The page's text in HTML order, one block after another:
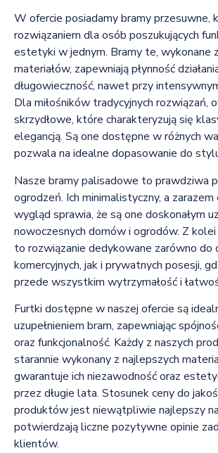
W ofercie posiadamy bramy przesuwne,
rozwiązaniem dla osób poszukujących
estetyki w jednym. Bramy te, wykonane
materiałów, zapewniają płynność
długowieczność, nawet przy
Dla miłośników tradycyjnych rozwiązań,
skrzydłowe, które charakteryzują się
elegancją. Są one dostępne w różnych
pozwala na idealne dopasowanie do
Nasze bramy palisadowe to prawdziwa
ogrodzeń. Ich minimalistyczny, a zarazem
wygląd sprawia, że są one doskonałym
nowoczesnych domów i ogrodów. Z
to rozwiązanie dedykowane zarówno
komercyjnych, jak i prywatnych posesji,
przede wszystkim wytrzymałość i
Furtki dostępne w naszej ofercie są
uzupełnieniem bram, zapewniając
oraz funkcjonalność. Każdy z naszych
starannie wykonany z najlepszych
gwarantuje ich niezawodność oraz
przez długie lata. Stosunek ceny do
produktów jest niewątpliwie najlepszy
potwierdzają liczne pozytywne opinie
klientów.